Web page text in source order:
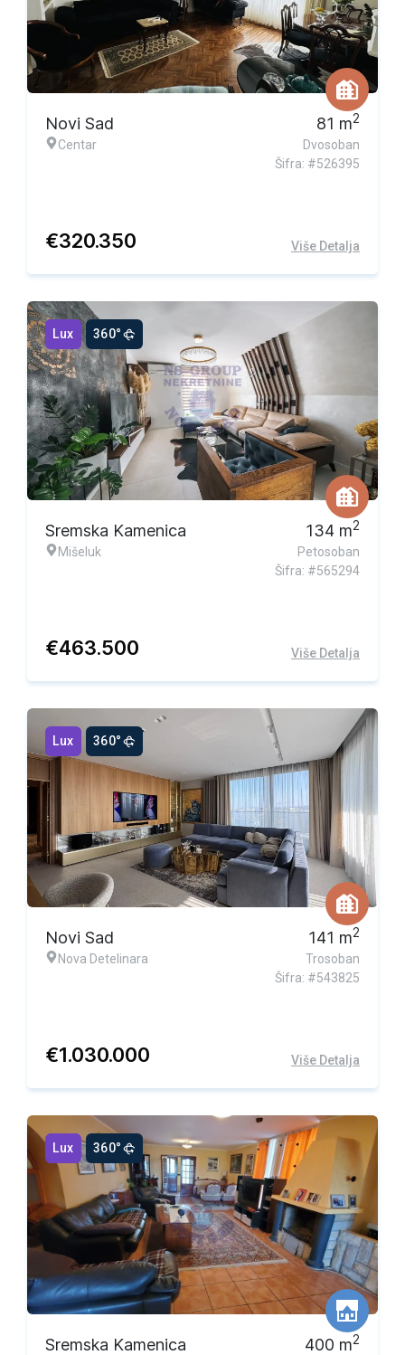
Novi Sad
Centar
81 m2
Dvosoban
Šifra: #526395
€320.350 Više Detalja
Lux 360°
Sremska Kamenica
Mišeluk
134 m2
Petosoban
Šifra: #565294
€463.500 Više Detalja
Lux 360°
Novi Sad
Nova Detelinara
141 m2
Trosoban
Šifra: #543825
€1.030.000 Više Detalja
Lux 360°
Sremska Kamenica 400 m2